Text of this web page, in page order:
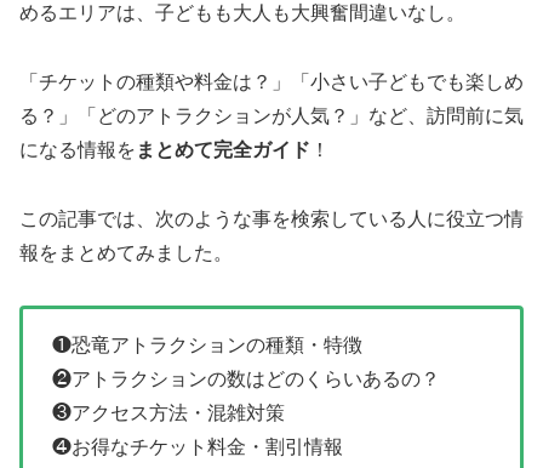
めるエリアは、子どもも大人も大興奮間違いなし。
「チケットの種類や料金は？」「小さい子どもでも楽しめ
る？」「どのアトラクションが人気？」など、訪問前に気
になる情報を まとめて完全ガイド ！
この記事では、次のような事を検索している人に役立つ情
報をまとめてみました。
❶恐竜アトラクションの種類・特徴
❷アトラクションの数はどのくらいあるの？
❸アクセス方法・混雑対策
❹お得なチケット料金・割引情報